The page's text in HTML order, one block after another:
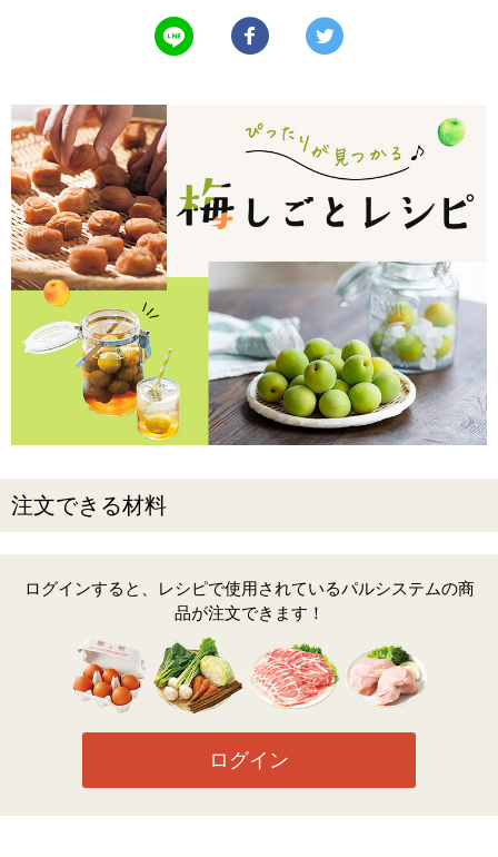
LINEで送る Facebookでシェアする
注文できる材料
ログインすると、レシピで使用されているパルシステムの商
品が注文できます！
ログイン